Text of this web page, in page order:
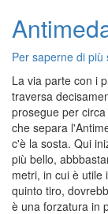
Per saperne di più
La via parte con i
traversa
prosegue per
che separa
c'è la sosta. Qui
più bello,
metri, in cui è utile
quinto tiro,
è una forzatura in